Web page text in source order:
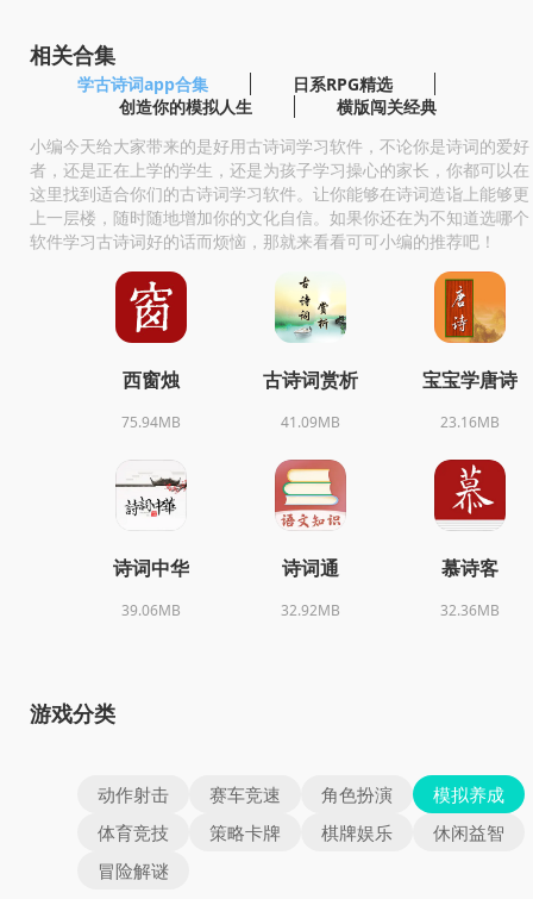
相关合集
学古诗词app合集
日系RPG精选
创造你的模拟人生
横版闯关经典
小编今天给大家带来的是好用古诗词学习软件，不论你是诗词的爱好
者，还是正在上学的学生，还是为孩子学习操心的家长，你都可以在
这里找到适合你们的古诗词学习软件。让你能够在诗词造诣上能够更
上一层楼，随时随地增加你的文化自信。如果你还在为不知道选哪个
软件学习古诗词好的话而烦恼，那就来看看可可小编的推荐吧！
西窗烛
75.94MB
古诗词赏析
41.09MB
宝宝学唐诗
23.16MB
诗词中华
39.06MB
诗词通
32.92MB
慕诗客
32.36MB
游戏分类
动作射击 赛车竞速 角色扮演
模拟养成
体育竞技
策略卡牌 棋牌娱乐
休闲益智
冒险解谜